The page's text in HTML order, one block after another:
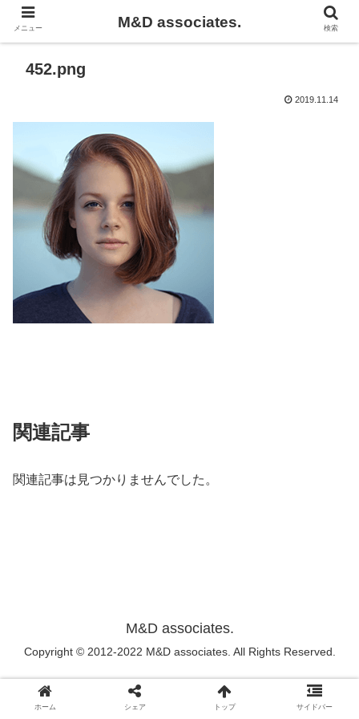
452.png
2019.11.14
関連記事
関連記事は見つかりませんでした。
M&D associates.
Copyright © 2012-2022 M&D associates. All Rights Reserved.
メニュー M&D associates. 検索
ホーム シェア トップ サイドバー